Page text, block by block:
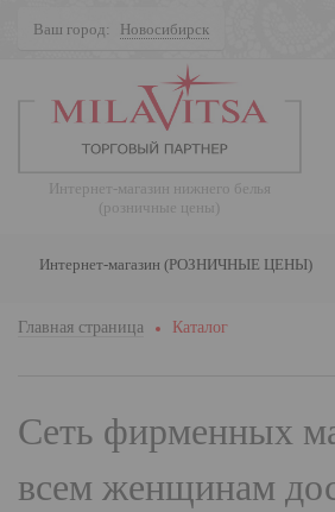
Ваш город: Новосибирск
Интернет-магазин нижнего белья
(розничные цены)
Интернет-магазин (РОЗНИЧНЫЕ ЦЕНЫ)
Главная страница Каталог
Сеть фирменных
всем женщинам